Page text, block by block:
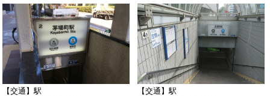
【交通】駅
【交通】駅